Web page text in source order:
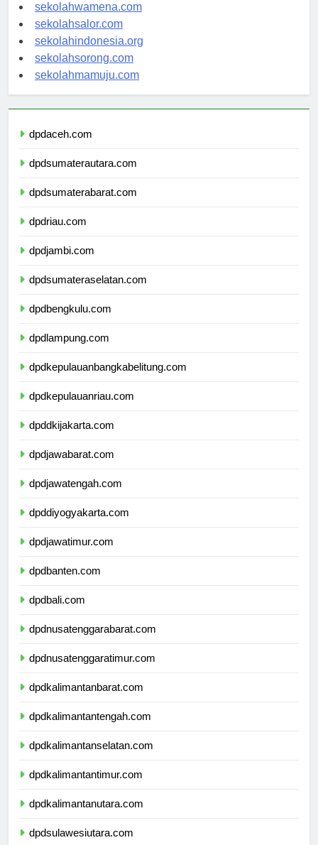
sekolahnabire.com
sekolahwamena.com
sekolahsalor.com
sekolahindonesia.org
sekolahsorong.com